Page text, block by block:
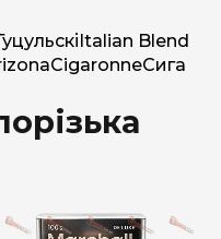
Italian Blend
CigaronneСига